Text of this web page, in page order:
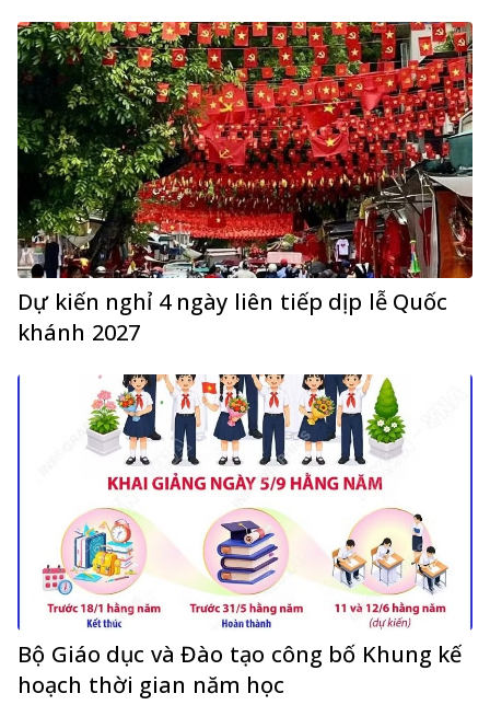
Dự kiến nghỉ 4 ngày liên tiếp dịp lễ Quốc
khánh 2027
Bộ Giáo dục và Đào tạo công bố Khung kế
hoạch thời gian năm học